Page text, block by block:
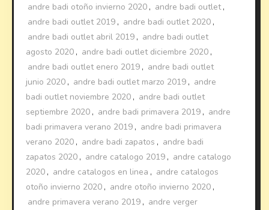
andre badi otoño invierno 2020 , andre badi outlet,
andre badi outlet 2019 , andre badi outlet 2020 ,
andre badi outlet abril 2019 , andre badi outlet
agosto 2020 , andre badi outlet diciembre 2020 ,
andre badi outlet enero 2019 , andre badi outlet
junio 2020 , andre badi outlet marzo 2019 , andre
badi outlet noviembre 2020 , andre badi outlet
septiembre 2020 , andre badi primavera 2019 , andre
badi primavera verano 2019 , andre badi primavera
verano 2020 , andre badi zapatos , andre badi
zapatos 2020 , andre catalogo 2019 , andre catalogo
2020 , andre catalogos en linea , andre catalogos
otoño invierno 2020 , andre otoño invierno 2020 ,
andre primavera verano 2019 , andre verger